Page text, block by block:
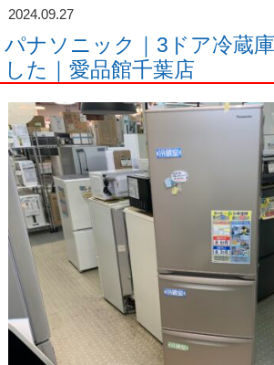
2024.09.27
パナソニック｜3ドア冷蔵
した｜愛品館千葉店